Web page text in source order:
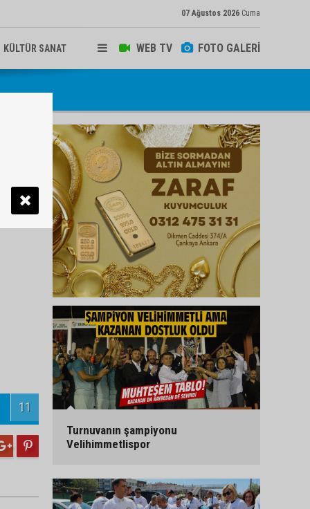
07 Ağustos 2026 Cuma
WEB TV FOTO GALERİ
KÜLTÜR SANAT
11
Turnuvanın şampiyonu
Velihimmetlispor